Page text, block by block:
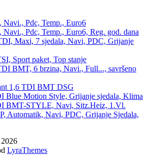
Pdc, Temp., Euro6
Pdc, Temp., Euro6, Reg. god. dana
Maxi, 7 sjedala, Navi, PDC, Grijanje
Sport paket, Top stanje
BMT, 6 brzina, Navi., Full..., savršeno
1,6 TDI BMT DSG
Blue Motion Style, Grijanje sjedala, Klima
BMT-STYLE, Navi, Sitz.Heiz, 1.Vl.
Automatik, Navi, PDC, Grijanje Sjedala,
LyraThemes